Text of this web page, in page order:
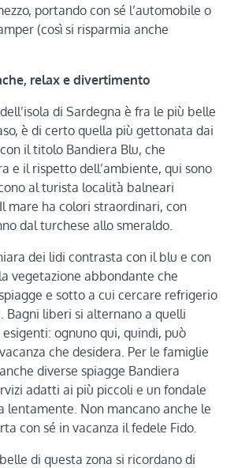
portando con sé l’automobile o
(così si risparmia anche
relax e divertimento
di Sardegna è fra le più belle
è di certo quella più gettonata dai
il titolo Bandiera Blu, che
e il rispetto dell’ambiente, qui sono
al turista località balneari
mare ha colori straordinari, con
dal turchese allo smeraldo.
dei lidi contrasta con il blu e con
vegetazione abbondante che
e sotto a cui cercare refrigerio
Bagni liberi si alternano a quelli
ognuno qui, quindi, può
che desidera. Per le famiglie
diverse spiagge Bandiera
adatti ai più piccoli e un fondale
lentamente. Non mancano anche le
con sé in vacanza il fedele Fido.
di questa zona si ricordano di